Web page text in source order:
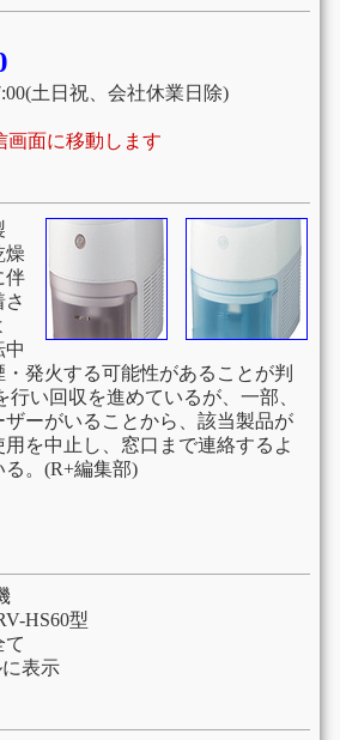
土日祝、会社休業日除)
画面に移動します
燥
伴
中
発火する可能性があることが判
行い回収を進めているが、一部、
ーがいることから、該当製品が
を中止し、窓口まで連絡するよ
る。(R+編集部)
HS60型
表示